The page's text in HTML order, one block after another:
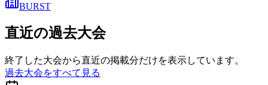
BURST
直近の過去大会
終了した大会から直近の掲載分だけを表示しています。
過去大会をすべて見る